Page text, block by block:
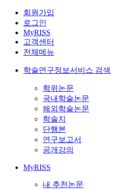
회원가입
로그인
MyRISS
고객센터
전체메뉴
학술연구정보서비스 검색
학위논문
국내학술논문
해외학술논문
학술지
단행본
연구보고서
공개강의
MyRISS
내 추천논문